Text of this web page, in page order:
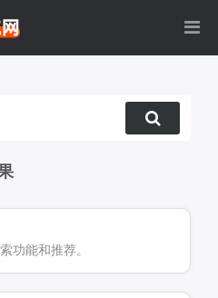
功能和推荐。